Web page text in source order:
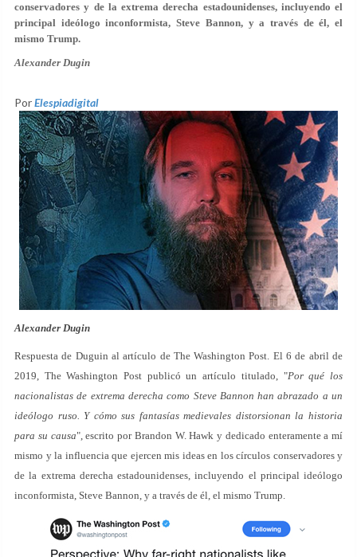
conservadores y de la extrema derecha estadounidenses, incluyendo el
principal ideólogo inconformista, Steve Bannon, y a través de él, el
mismo Trump.
Alexander Dugin
PorElespiadigital
Alexander Dugin
Respuesta de Duguin al artículo de The Washington Post. El 6 de abril de
2019, The Washington Post publicó un artículo titulado, "Por qué los
nacionalistas de extrema derecha como Steve Bannon han abrazado a un
ideólogo ruso. Y cómo sus fantasías medievales distorsionan la historia
para su causa", escrito por Brandon W. Hawk y dedicado enteramente a mí
mismo y la influencia que ejercen mis ideas en los círculos conservadores y
de la extrema derecha estadounidenses, incluyendo el principal ideólogo
inconformista, Steve Bannon, y a través de él, el mismo Trump.